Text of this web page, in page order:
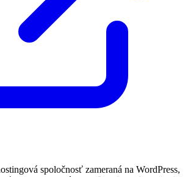
spoločnosť zameraná na WordPress,